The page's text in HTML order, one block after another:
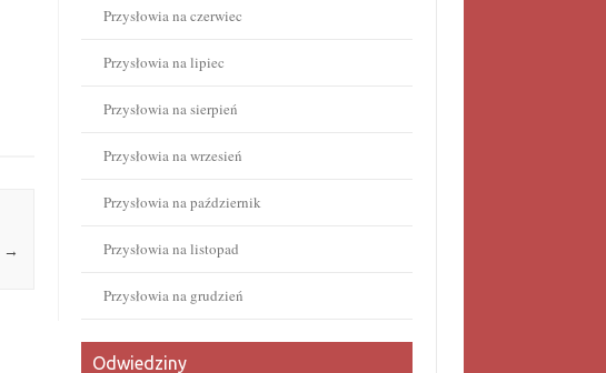
→
Przysłowia na czerwiec
Przysłowia na lipiec
Przysłowia na sierpień
Przysłowia na wrzesień
Przysłowia na październik
Przysłowia na listopad
Przysłowia na grudzień
Odwiedziny